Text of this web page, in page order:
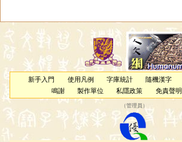
新手入門 使用凡例 字庫統計 隨機漢字
鳴謝
製作單位 私隱政策 免責聲明
（管理員 ）